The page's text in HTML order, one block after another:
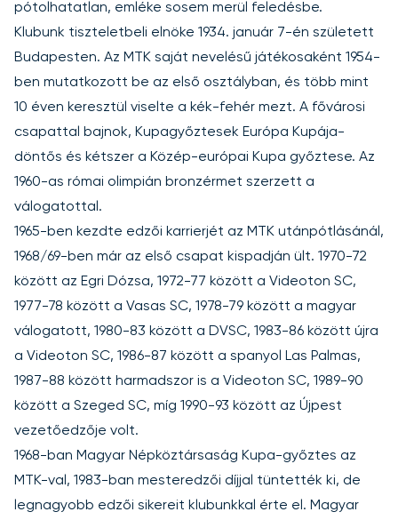
pótolhatatlan, emléke sosem merül feledésbe.
Klubunk tiszteletbeli elnöke 1934. január 7-én született
Budapesten. Az MTK saját nevelésű játékosaként 1954-
ben mutatkozott be az első osztályban, és több mint
10 éven keresztül viselte a kék-fehér mezt. A fővárosi
csapattal bajnok, Kupagyőztesek Európa Kupája-
döntős és kétszer a Közép-európai Kupa győztese. Az
1960-as római olimpián bronzérmet szerzett a
válogatottal.
1965-ben kezdte edzői karrierjét az MTK utánpótlásánál,
1968/69-ben már az első csapat kispadján ült. 1970-72
között az Egri Dózsa, 1972-77 között a Videoton SC,
1977-78 között a Vasas SC, 1978-79 között a magyar
válogatott, 1980-83 között a DVSC, 1983-86 között újra
a Videoton SC, 1986-87 között a spanyol Las Palmas,
1987-88 között harmadszor is a Videoton SC, 1989-90
között a Szeged SC, míg 1990-93 között az Újpest
vezetőedzője volt.
1968-ban Magyar Népköztársaság Kupa-győztes az
MTK-val, 1983-ban mesteredzői díjjal tüntették ki, de
legnagyobb edzői sikereit klubunkkal érte el. Magyar